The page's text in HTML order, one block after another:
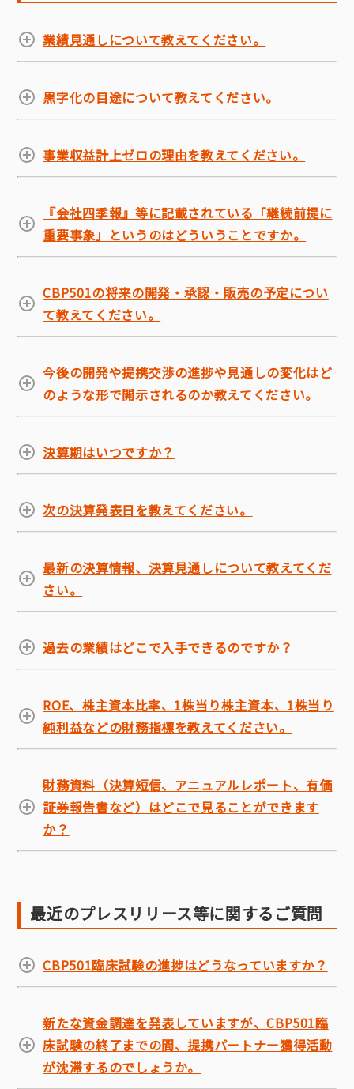
業績見通しについて教えてください。
黒字化の目途について教えてください。
事業収益計上ゼロの理由を教えてください。
『会社四季報』等に記載されている「継続前提に
重要事象」というのはどういうことですか。
CBP501の将来の開発・承認・販売の予定につい
て教えてください。
今後の開発や提携交渉の進捗や見通しの変化はど
のような形で開示されるのか教えてください。
決算期はいつですか？
次の決算発表日を教えてください。
最新の決算情報、決算見通しについて教えてくだ
さい。
過去の業績はどこで入手できるのですか？
ROE、株主資本比率、1株当り株主資本、1株当り
純利益などの財務指標を教えてください。
財務資料（決算短信、アニュアルレポート、有価
証券報告書など）はどこで見ることができます
か？
最近のプレスリリース等に関するご質問
CBP501臨床試験の進捗はどうなっていますか？
新たな資金調達を発表していますが、CBP501臨
床試験の終了までの間、提携パートナー獲得活動
が沈滞するのでしょうか。